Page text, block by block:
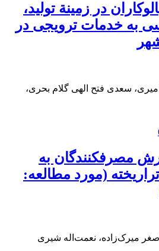
در زمینة تولید،
به خدمات ترویجی در
سعدی فتح الهی گلام بحری،
مصرف‏‏کنندگان به
(مورد مطالعه:
میرک‌زاده، نعمت‌اله شیری